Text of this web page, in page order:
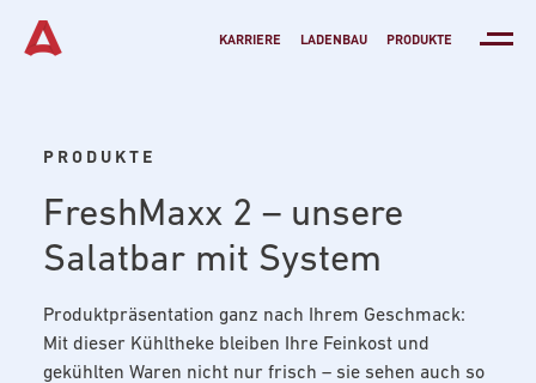
KARRIERE LADENBAU PRODUKTE
PRODUKTE
FreshMaxx 2 – unsere
Salatbar mit System
Produktpräsentation ganz nach Ihrem Geschmack:
Mit dieser Kühltheke bleiben Ihre Feinkost und
gekühlten Waren nicht nur frisch – sie sehen auch so